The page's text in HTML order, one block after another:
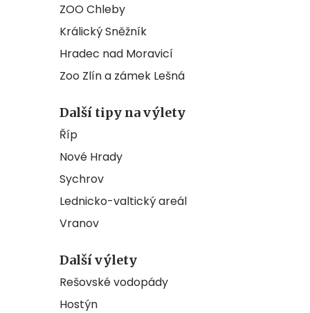
ZOO Chleby
Králický Sněžník
Hradec nad Moravicí
Zoo Zlín a zámek Lešná
Další tipy na výlety
Říp
Nové Hrady
Sychrov
Lednicko-valtický areál
Vranov
Další výlety
Rešovské vodopády
Hostýn